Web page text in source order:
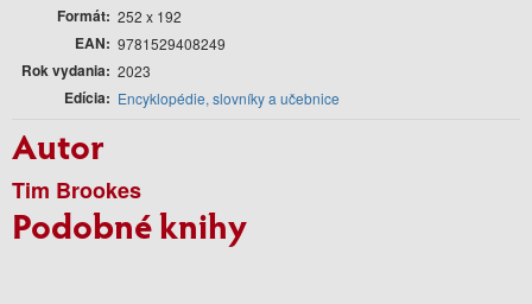
Formát 252 x 192
EAN 9781529408249
Rok vydania 2023
Edícia Encyklopédie, slovníky a učebnice
Autor
Tim Brookes
Podobné knihy